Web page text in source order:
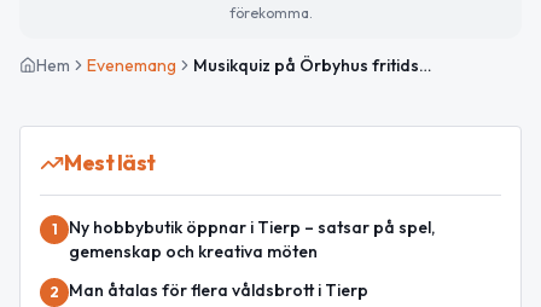
förekomma.
Hem Evenemang Musikquiz på Örbyhus fritidsgård
Mest läst
1
Ny hobbybutik öppnar i Tierp – satsar på spel,
gemenskap och kreativa möten
2 Man åtalas för flera våldsbrott i Tierp